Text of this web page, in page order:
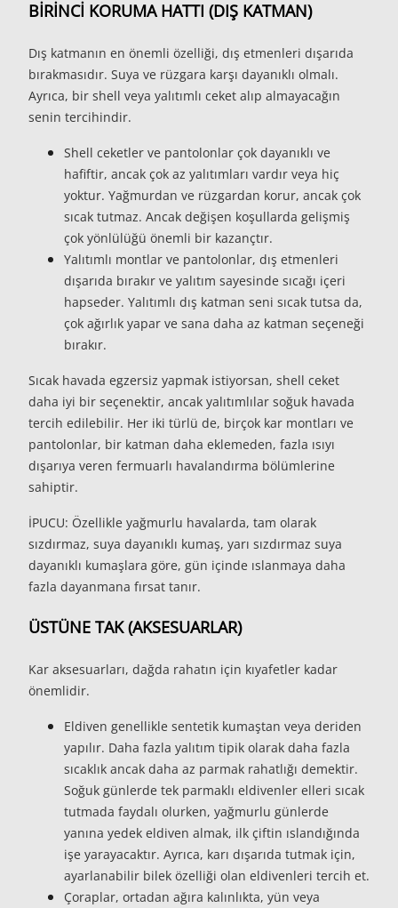
BİRİNCİ KORUMA HATTI (DIŞ KATMAN)
Dış katmanın en önemli özelliği, dış etmenleri dışarıda
bırakmasıdır. Suya ve rüzgara karşı dayanıklı olmalı.
Ayrıca, bir shell veya yalıtımlı ceket alıp almayacağın
senin tercihindir.
Shell ceketler ve pantolonlar çok dayanıklı ve
hafiftir, ancak çok az yalıtımları vardır veya hiç
yoktur. Yağmurdan ve rüzgardan korur, ancak çok
sıcak tutmaz. Ancak değişen koşullarda gelişmiş
çok yönlülüğü önemli bir kazançtır.
Yalıtımlı montlar ve pantolonlar, dış etmenleri
dışarıda bırakır ve yalıtım sayesinde sıcağı içeri
hapseder. Yalıtımlı dış katman seni sıcak tutsa da,
çok ağırlık yapar ve sana daha az katman seçeneği
bırakır.
Sıcak havada egzersiz yapmak istiyorsan, shell ceket
daha iyi bir seçenektir, ancak yalıtımlılar soğuk havada
tercih edilebilir. Her iki türlü de, birçok kar montları ve
pantolonlar, bir katman daha eklemeden, fazla ısıyı
dışarıya veren fermuarlı havalandırma bölümlerine
sahiptir.
İPUCU: Özellikle yağmurlu havalarda, tam olarak
sızdırmaz, suya dayanıklı kumaş, yarı sızdırmaz suya
dayanıklı kumaşlara göre, gün içinde ıslanmaya daha
fazla dayanmana fırsat tanır.
ÜSTÜNE TAK (AKSESUARLAR)
Kar aksesuarları, dağda rahatın için kıyafetler kadar
önemlidir.
Eldiven genellikle sentetik kumaştan veya deriden
yapılır. Daha fazla yalıtım tipik olarak daha fazla
sıcaklık ancak daha az parmak rahatlığı demektir.
Soğuk günlerde tek parmaklı eldivenler elleri sıcak
tutmada faydalı olurken, yağmurlu günlerde
yanına yedek eldiven almak, ilk çiftin ıslandığında
işe yarayacaktır. Ayrıca, karı dışarıda tutmak için,
ayarlanabilir bilek özelliği olan eldivenleri tercih et.
Çoraplar, ortadan ağıra kalınlıkta, yün veya